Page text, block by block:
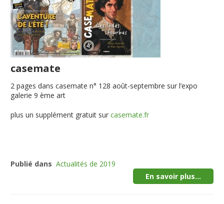
casemate
2 pages dans casemate n° 128 août-septembre sur l’expo
galerie 9 ème art
plus un supplément gratuit surcasemate.fr
Publié dans Actualités de 2019
En savoir plus...